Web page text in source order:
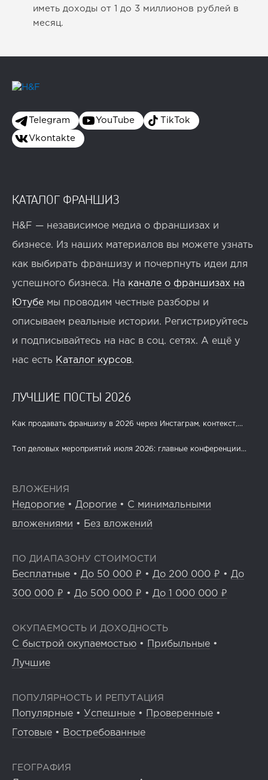
иметь доходы от 1 до 3 миллионов рублей в
месяц.
Telegram YouTube TikTok
Vkontakte
КАТАЛОГ ФРАНШИЗ
H&F — независимое медиа о франшизах и
бизнесе. Из наших материалов вы можете узнать
как выбирать франшизу и почерпнуть идеи для
успешного бизнеса. На канале о франшизах на
Ютубе мы проводим честные разборы и
описываем реальные истории. Регистрируйтесь
и подписывайтесь на нас в соц. сетях. А ещё у
нас есть Каталог курсов.
ЛУЧШИЕ ПОСТЫ 2026
Как продавать франшизу в 2026 через Инстаграм, контекст,...
Топ деловых мероприятий июля 2026: главные конференции...
ВЛОЖЕНИЯ
Недорогие • Дорогие • С минимальными
вложениями • Без вложений
ПО ДИАПАЗОНУ СТОИМОСТИ
Бесплатные • До 50 000 ₽ • До 200 000 ₽ • До
300 000 ₽ • До 500 000 ₽ • До 1 000 000 ₽
ОКУПАЕМОСТЬ И ДОХОДНОСТЬ
С быстрой окупаемостью • Прибыльные •
Лучшие
ПОПУЛЯРНОСТЬ И РЕПУТАЦИЯ
Популярные • Успешные • Проверенные •
Готовые • Востребованные
ГЕОГРАФИЯ